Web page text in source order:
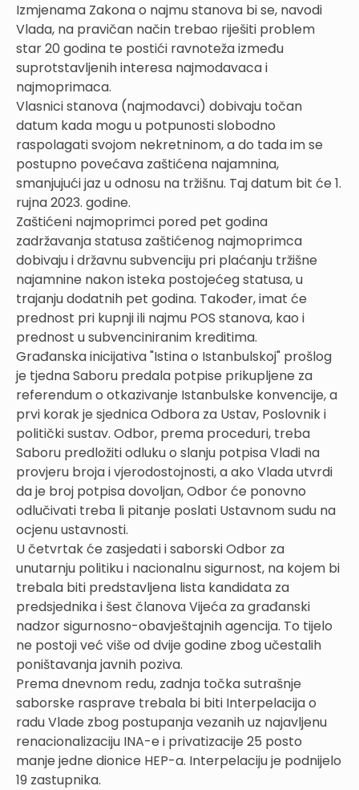
Izmjenama Zakona o najmu stanova bi se, navodi
Vlada, na pravičan način trebao riješiti problem
star 20 godina te postići ravnoteža između
suprotstavljenih interesa najmodavaca i
najmoprimaca.
Vlasnici stanova (najmodavci) dobivaju točan
datum kada mogu u potpunosti slobodno
raspolagati svojom nekretninom, a do tada im se
postupno povećava zaštićena najamnina,
smanjujući jaz u odnosu na tržišnu. Taj datum bit će 1.
rujna 2023. godine.
Zaštićeni najmoprimci pored pet godina
zadržavanja statusa zaštićenog najmoprimca
dobivaju i državnu subvenciju pri plaćanju tržišne
najamnine nakon isteka postojećeg statusa, u
trajanju dodatnih pet godina. Također, imat će
prednost pri kupnji ili najmu POS stanova, kao i
prednost u subvenciniranim kreditima.
Građanska inicijativa "Istina o Istanbulskoj" prošlog
je tjedna Saboru predala potpise prikupljene za
referendum o otkazivanje Istanbulske konvencije, a
prvi korak je sjednica Odbora za Ustav, Poslovnik i
politički sustav. Odbor, prema proceduri, treba
Saboru predložiti odluku o slanju potpisa Vladi na
provjeru broja i vjerodostojnosti, a ako Vlada utvrdi
da je broj potpisa dovoljan, Odbor će ponovno
odlučivati treba li pitanje poslati Ustavnom sudu na
ocjenu ustavnosti.
U četvrtak će zasjedati i saborski Odbor za
unutarnju politiku i nacionalnu sigurnost, na kojem bi
trebala biti predstavljena lista kandidata za
predsjednika i šest članova Vijeća za građanski
nadzor sigurnosno-obavještajnih agencija. To tijelo
ne postoji već više od dvije godine zbog učestalih
poništavanja javnih poziva.
Prema dnevnom redu, zadnja točka sutrašnje
saborske rasprave trebala bi biti Interpelacija o
radu Vlade zbog postupanja vezanih uz najavljenu
renacionalizaciju INA-e i privatizacije 25 posto
manje jedne dionice HEP-a. Interpelaciju je podnijelo
19 zastupnika.